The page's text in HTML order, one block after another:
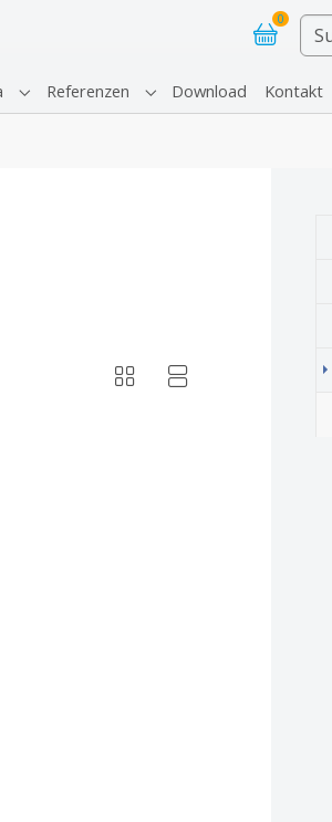
0
for "Produkte"
Submenu for "Firma"
Referenzen Submenu for "Referenzen"
Download Kontakt